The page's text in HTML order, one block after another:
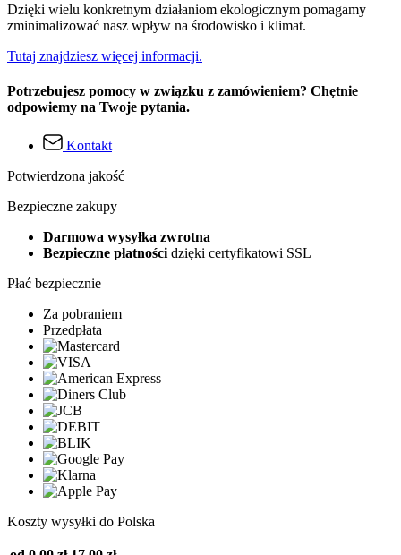
Dzięki wielu konkretnym działaniom ekologicznym pomagamy
zminimalizować nasz wpływ na środowisko i klimat.
Tutaj znajdziesz więcej informacji.
Potrzebujesz pomocy w związku z zamówieniem? Chętnie
odpowiemy na Twoje pytania.
Kontakt
Potwierdzona jakość
Bezpieczne zakupy
Darmowa wysyłka zwrotna
Bezpieczne płatności dzięki certyfikatowi SSL
Płać bezpiecznie
Za pobraniem
Przedpłata
Koszty wysyłki do Polska